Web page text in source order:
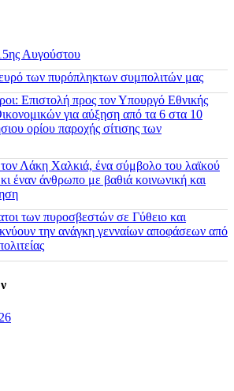
Αυγούστου
των πυρόπληκτων συμπολιτών μας
Επιστολή προς τον Υπουργό Εθνικής
για αύξηση από τα 6 στα 10
ορίου παροχής σίτισης των
Λάκη Χαλκιά, ένα σύμβολο του λαϊκού
έναν άνθρωπο με βαθιά κοινωνική και
των πυροσβεστών σε Γύθειο και
την ανάγκη γενναίων αποφάσεων από